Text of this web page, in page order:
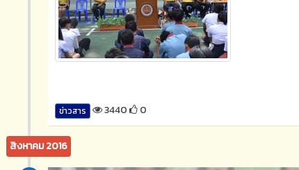
ข่าวสาร 3440 0
สิงหาคม 2016